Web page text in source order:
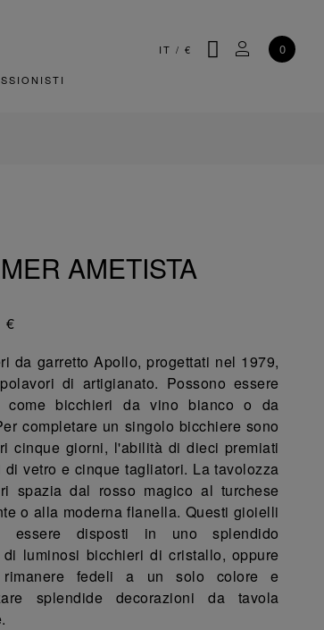
IT / € CERCAIL MIO
0
AMETISTA
€
da garretto Apollo, progettati nel 1979,
di artigianato. Possono essere
come bicchieri da vino bianco o da
completare un singolo bicchiere sono
cinque giorni, l'abilità di dieci premiati
di vetro e cinque tagliatori. La tavolozza
spazia dal rosso magico al turchese
o alla moderna flanella. Questi gioielli
essere disposti in uno splendido
di luminosi bicchieri di cristallo, oppure
fedeli a un solo colore e
splendide decorazioni da tavola